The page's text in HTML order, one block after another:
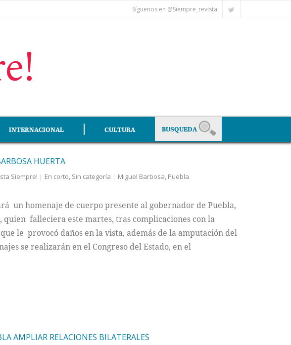
Síguenos en @Siempre_revista
INTERNACIONAL CULTURA
HUERTA
Siempre! En corto, Sin categoría Miguel Barbosa, Puebla
un homenaje de cuerpo presente al gobernador de Puebla,
quien falleciera este martes, tras complicaciones con la
le provocó daños en la vista, además de la amputación del
se realizarán en el Congreso del Estado, en el
AMPLIAR RELACIONES BILATERALES